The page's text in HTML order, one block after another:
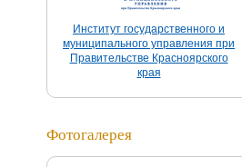
Институт государственного и
муниципального управления при
Правительстве Красноярского
края
Фотогалерея